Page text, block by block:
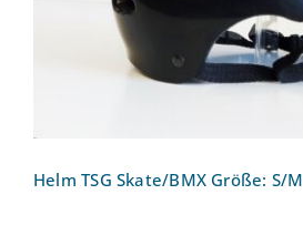
Helm TSG Skate/BMX Größe: S/M